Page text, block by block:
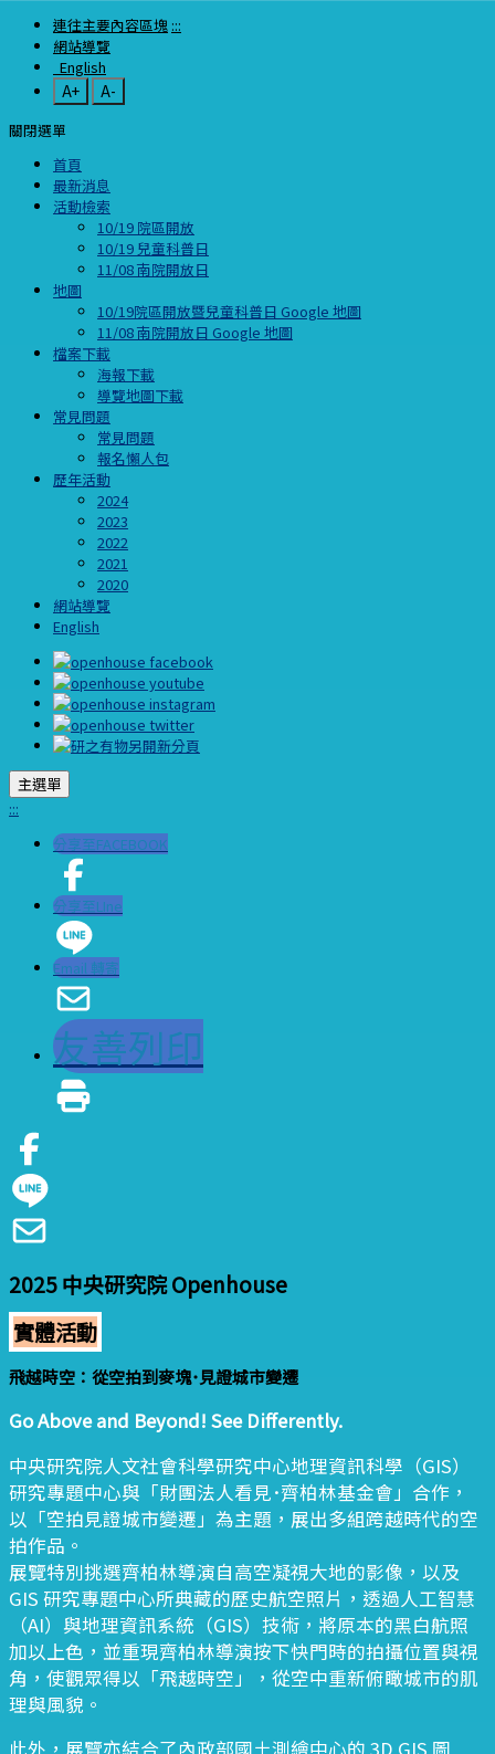
連往主要內容區塊 :::
網站導覽
English
A+
A-
關閉選單
首頁
最新消息
活動檢索
10/19 院區開放
10/19 兒童科普日
11/08 南院開放日
地圖
10/19院區開放暨兒童科普日 Google 地圖
11/08 南院開放日 Google 地圖
檔案下載
海報下載
導覽地圖下載
常見問題
常見問題
報名懶人包
歷年活動
2024
2023
2022
2021
2020
網站導覽
English
主選單
:::
分享至FACEBOOK
分享至LIne
Email 轉寄
友善列印
2025 中央研究院 Openhouse
實體活動
飛越時空：從空拍到麥塊･見證城市變遷
Go Above and Beyond! See Differently.
中央研究院人文社會科學研究中心地理資訊科學（GIS）
研究專題中心與「財團法人看見･齊柏林基金會」合作，
以「空拍見證城市變遷」為主題，展出多組跨越時代的空
拍作品。
展覽特別挑選齊柏林導演自高空凝視大地的影像，以及
GIS 研究專題中心所典藏的歷史航空照片，透過人工智慧
（AI）與地理資訊系統（GIS）技術，將原本的黑白航照
加以上色，並重現齊柏林導演按下快門時的拍攝位置與視
角，使觀眾得以「飛越時空」，從空中重新俯瞰城市的肌
理與風貌。